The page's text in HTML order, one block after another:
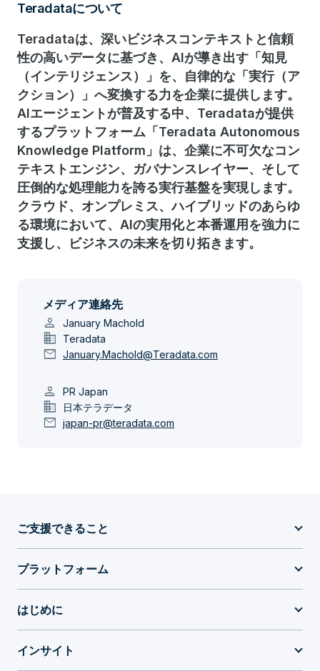
Teradataについて
Teradataは、深いビジネスコンテキストと信頼
性の高いデータに基づき、AIが導き出す「知見
（インテリジェンス）」を、自律的な「実行（ア
クション）」へ変換する力を企業に提供します。
AIエージェントが普及する中、Teradataが提供
するプラットフォーム「Teradata Autonomous
Knowledge Platform」は、企業に不可欠なコン
テキストエンジン、ガバナンスレイヤー、そして
圧倒的な処理能力を誇る実行基盤を実現します。
クラウド、オンプレミス、ハイブリッドのあらゆ
る環境において、AIの実用化と本番運用を強力に
支援し、ビジネスの未来を切り拓きます。
メディア連絡先
person January Machold
domain Teradata
mail January.Machold@Teradata.com
person PR Japan
domain 日本テラデータ
mail japan-pr@teradata.com
ご支援できること
プラットフォーム
はじめに
インサイト